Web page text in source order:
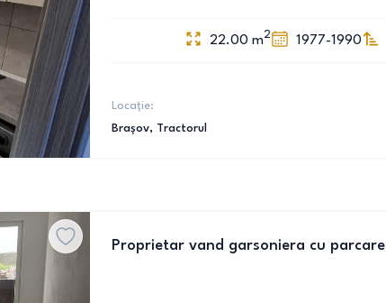
22.00 m2 1977-1990
Locație:
Brașov, Tractorul
Proprietar vand garsoniera cu parcare